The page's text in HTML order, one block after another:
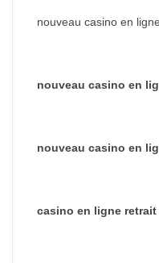
nouveau casino en
nouveau casino en
nouveau casino en
casino en ligne retrait